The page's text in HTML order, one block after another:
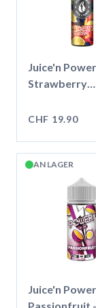
Juice'n
Strawberry
50ml - Shortfill
CHF 19.90
AN LAGER
Juice'n